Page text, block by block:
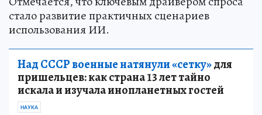
стало развитие практичных сценариев
использования ИИ.
Над СССР военные натянули «сетку»для
пришельцев: как страна 13 лет тайно
искала и изучала инопланетных гостей
НАУКА